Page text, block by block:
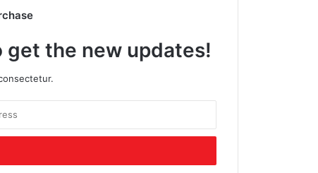
get the new updates!